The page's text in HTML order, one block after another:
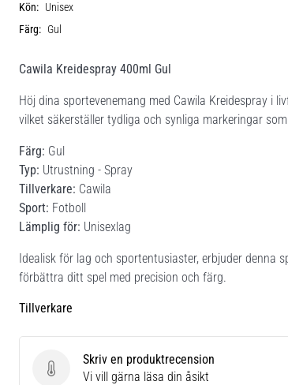
Kön: Unisex
Färg: Gul
Cawila Kreidespray 400ml Gul
Höj dina sportevenemang med Cawila Kreidespray i
vilket säkerställer tydliga och synliga markeringar
Färg: Gul
Typ: Utrustning - Spray
Tillverkare: Cawila
Sport: Fotboll
Lämplig för: Unisexlag
Idealisk för lag och sportentusiaster, erbjuder denna
förbättra ditt spel med precision och färg.
Tillverkare
Skriv en produktrecension
Skriv en produktrecension
Vi vill gärna läsa din åsikt